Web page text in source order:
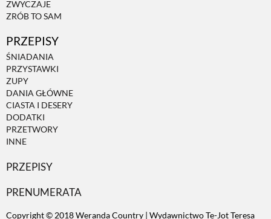
ZWYCZAJE
ZRÓB TO SAM
PRZEPISY
ŚNIADANIA
PRZYSTAWKI
ZUPY
DANIA GŁÓWNE
CIASTA I DESERY
DODATKI
PRZETWORY
INNE
PRZEPISY
PRENUMERATA
Copyright © 2018 Weranda Country | Wydawnictwo Te-Jot Teresa